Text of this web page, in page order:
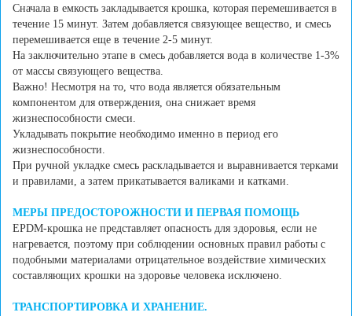
Сначала в емкость закладывается крошка, которая перемешивается в
течение 15 минут. Затем добавляется связующее вещество, и смесь
перемешивается еще в течение 2-5 минут.
На заключительно этапе в смесь добавляется вода в количестве 1-3%
от массы связующего вещества.
Важно! Несмотря на то, что вода является обязательным
компонентом для отверждения, она снижает время
жизнеспособности смеси.
Укладывать покрытие необходимо именно в период его
жизнеспособности.
При ручной укладке смесь раскладывается и выравнивается терками
и правилами, а затем прикатывается валиками и катками.
МЕРЫ ПРЕДОСТОРОЖНОСТИ И ПЕРВАЯ ПОМОЩЬ
EPDM-крошка не представляет опасность для здоровья, если не
нагревается, поэтому при соблюдении основных правил работы с
подобными материалами отрицательное воздействие химических
составляющих крошки на здоровье человека исключено.
ТРАНСПОРТИРОВКА И ХРАНЕНИЕ.